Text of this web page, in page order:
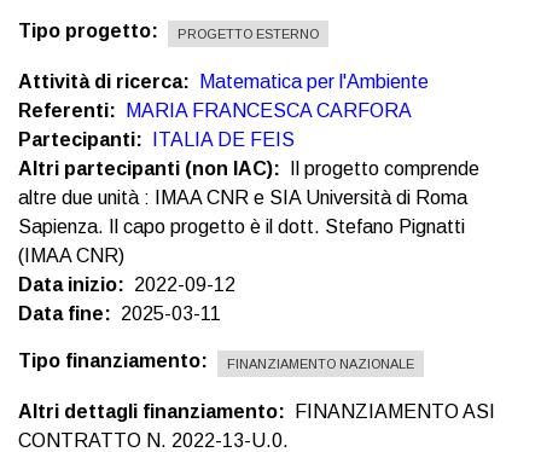
Tipo progetto PROGETTO ESTERNO
Attività di ricerca
Matematica per l'Ambiente
Referenti
MARIA FRANCESCA CARFORA
Partecipanti
ITALIA DE FEIS
Altri partecipanti (non IAC)
Il progetto comprende
altre due unità : IMAA CNR e SIA Università di Roma
Sapienza. Il capo progetto è il dott. Stefano Pignatti
(IMAA CNR)
Data inizio
2022-09-12
Data fine
2025-03-11
Tipo finanziamento FINANZIAMENTO NAZIONALE
Altri dettagli finanziamento
FINANZIAMENTO ASI
CONTRATTO N. 2022-13-U.0.